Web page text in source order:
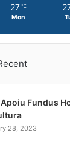
27 ℃
Mon
Fundus
28, 2023